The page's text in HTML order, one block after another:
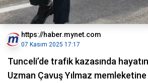
https://haber.mynet.com
07 Kasım 2025 17:17
Tunceli’de trafik kazasında
Uzman Çavuş Yılmaz memleketine